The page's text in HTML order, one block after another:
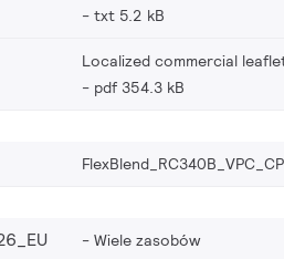
txt 5.2 kB
Localized commercial
pdf 354.3 kB
Wiele zasobów